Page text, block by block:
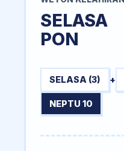
SELASA
PON
SELASA (3) +
NEPTU 10